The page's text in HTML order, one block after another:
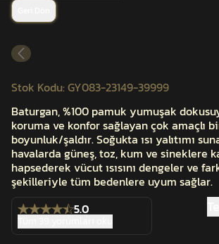
Stok Kodu: GY083-23149-39999
Baturgan, %100 pamuk yumuşak
koruma ve konfor sağlayan çok amaçlı
boyunluk/şaldır. Soğukta ısı yalıtımı
havalarda güneş, toz, kum ve sineklere
hapsederek vücut ısısını dengeler ve
şekilleriyle tüm bedenlere uyum sağlar.
5.0